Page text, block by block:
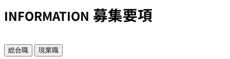
INFORMATION 募集要項
総合職 現業職